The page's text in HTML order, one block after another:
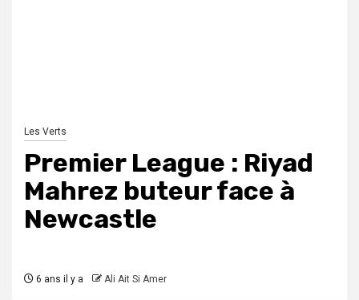
Les Verts
Premier League : Riyad
Mahrez buteur face à
Newcastle
6 ans il y a Ali Ait Si Amer